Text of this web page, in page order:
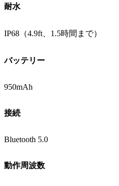
耐水
IP68（4.9ft、1.5時間まで）
バッテリー
950mAh
接続
Bluetooth 5.0
動作周波数